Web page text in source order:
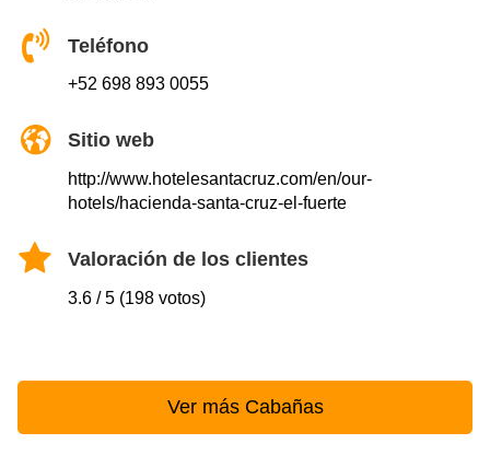
Teléfono
+52 698 893 0055
Sitio web
http://www.hotelesantacruz.com/en/our-
hotels/hacienda-santa-cruz-el-fuerte
Valoración de los clientes
3.6 / 5 (198 votos)
Ver más Cabañas